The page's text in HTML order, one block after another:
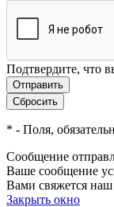
Подтвердите, что
* - Поля,
Сообщение
Ваше сообщение
Вами свяжется наш
Закрыть окно